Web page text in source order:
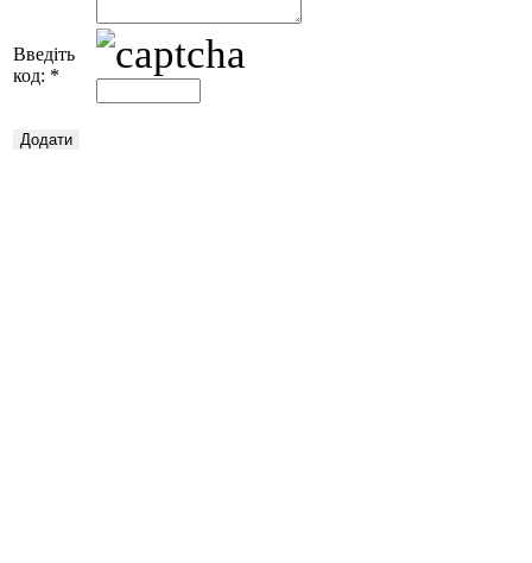
Введіть
код: *